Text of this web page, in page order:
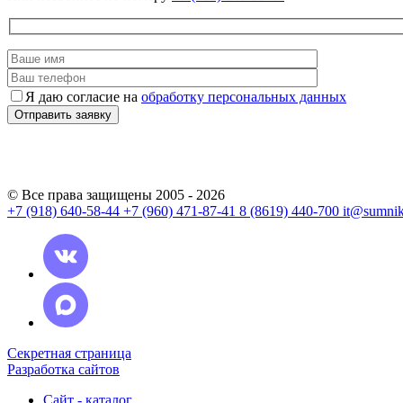
Я даю согласие на обработку персональных данных
© Все права защищены 2005 - 2026
+7 (918) 640-58-44 +7 (960) 471-87-41 8 (8619) 440-700
Секретная страница
Разработка сайтов